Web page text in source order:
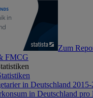
Zum
FMCG
in Deutschland
in Deutschland